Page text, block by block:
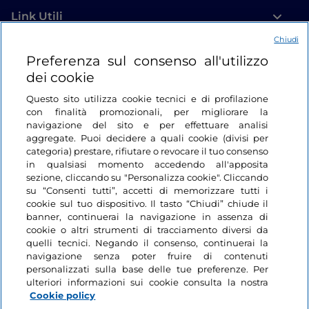
Link Utili
Login
Restiamo in contatto
Preferenza sul consenso all'utilizzo
dei cookie
Questo sito utilizza cookie tecnici e di profilazione
con finalità promozionali, per migliorare la
navigazione del sito e per effettuare analisi
aggregate. Puoi decidere a quali cookie (divisi per
categoria) prestare, rifiutare o revocare il tuo consenso
in qualsiasi momento accedendo all'apposita
sezione, cliccando su "Personalizza cookie". Cliccando
su “Consenti tutti”, accetti di memorizzare tutti i
cookie sul tuo dispositivo. Il tasto “Chiudi” chiude il
banner, continuerai la navigazione in assenza di
cookie o altri strumenti di tracciamento diversi da
quelli tecnici. Negando il consenso, continuerai la
navigazione senza poter fruire di contenuti
personalizzati sulla base delle tue preferenze. Per
ulteriori informazioni sui cookie consulta la nostra
Cookie policy
Chiudi